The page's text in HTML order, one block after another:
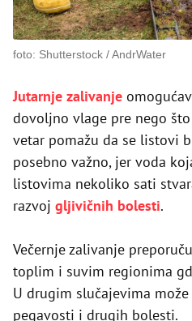
foto: Shutterstock / AndrWater
Jutarnje zalivanje
dovoljno vlage pre nego
vetar pomažu da se listovi
posebno važno, jer voda
listovima nekoliko sati
razvoj gljivičnih bolesti.
Večernje zalivanje
toplim i suvim regionima
U drugim slučajevima
pegavosti i drugih bolesti.